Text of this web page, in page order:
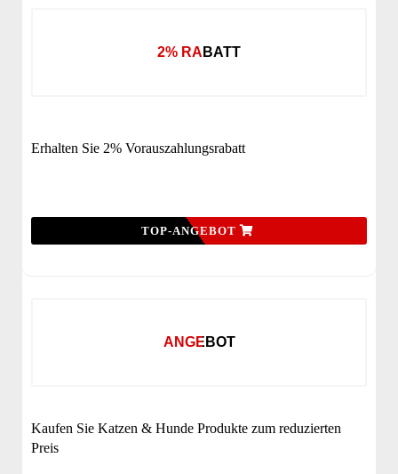
2% RABATT
Erhalten Sie 2% Vorauszahlungsrabatt
TOP-ANGEBOT
ANGEBOT
Kaufen Sie Katzen & Hunde Produkte zum reduzierten
Preis